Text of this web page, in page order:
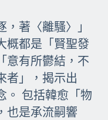
著〈離騷〉」
概都是「賢聖發
意有所鬱結，不
者」，揭示出
。 包括韓愈「物
也是承流嗣響